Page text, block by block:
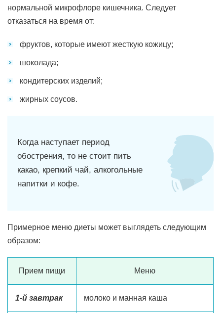
нормальной микрофлоре кишечника. Следует
отказаться на время от:
фруктов, которые имеют жесткую кожицу;
шоколада;
кондитерских изделий;
жирных соусов.
Когда наступает период
обострения, то не стоит пить
какао, крепкий чай, алкогольные
напитки и кофе.
Примерное меню диеты может выглядеть следующим
образом:
Прием пищи Меню
1-й завтрак молоко и манная каша